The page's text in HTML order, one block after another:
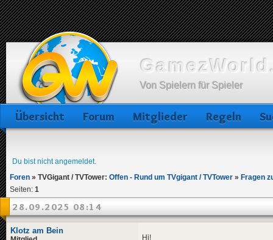
Von Spielern für Spieler
Übersicht Forum Mitglieder Regeln
Du bist nicht angemeldet.
Foren » TVGigant / TVTower: Offen - Rund um TVgigant / TVTower » Fragen
Seiten: 1
28.09.2025 08:14
Klotz am Bein
Hi!